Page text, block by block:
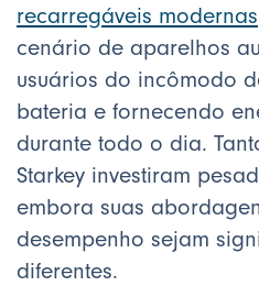
recarregáveis modernas
cenário de aparelhos
usuários do incômodo
bateria e fornecendo
durante todo o dia.
Starkey investiram
embora suas
desempenho sejam
diferentes.